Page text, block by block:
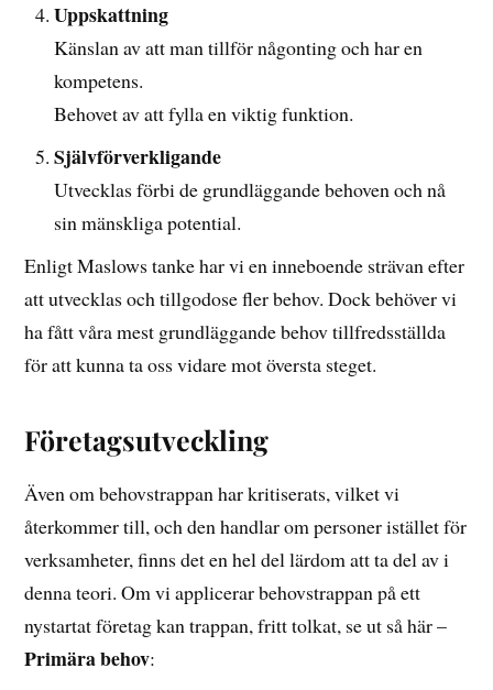
Uppskattning
Känslan av att man tillför någonting och har en
kompetens.
Behovet av att fylla en viktig funktion.
Självförverkligande
Utvecklas förbi de grundläggande behoven och nå
sin mänskliga potential.
Enligt Maslows tanke har vi en inneboende strävan efter
att utvecklas och tillgodose fler behov. Dock behöver vi
ha fått våra mest grundläggande behov tillfredsställda
för att kunna ta oss vidare mot översta steget.
Företagsutveckling
Även om behovstrappan har kritiserats, vilket vi
återkommer till, och den handlar om personer istället för
verksamheter, finns det en hel del lärdom att ta del av i
denna teori. Om vi applicerar behovstrappan på ett
nystartat företag kan trappan, fritt tolkat, se ut så här –
Primära behov: